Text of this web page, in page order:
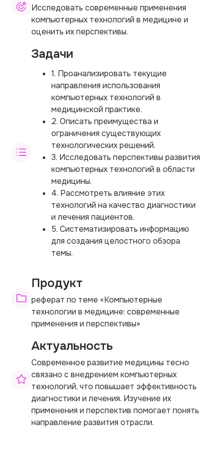
Исследовать современные применения
компьютерных технологий в медицине и
оценить их перспективы.
Задачи
1. Проанализировать текущие
направления использования
компьютерных технологий в
медицинской практике.
2. Описать преимущества и
ограничения существующих
технологических решений.
3. Исследовать перспективы развития
компьютерных технологий в области
медицины.
4. Рассмотреть влияние этих
технологий на качество диагностики
и лечения пациентов.
5. Систематизировать информацию
для создания целостного обзора
темы.
Продукт
реферат по теме «Компьютерные
технологии в медицине: современные
применения и перспективы»
Актуальность
Современное развитие медицины тесно
связано с внедрением компьютерных
технологий, что повышает эффективность
диагностики и лечения. Изучение их
применения и перспектив помогает понять
направление развития отрасли.